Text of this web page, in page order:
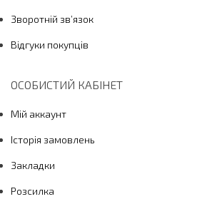
Зворотній зв’язок
Відгуки покупців
ОСОБИСТИЙ КАБІНЕТ
Мій аккаунт
Історія замовлень
Закладки
Розсилка